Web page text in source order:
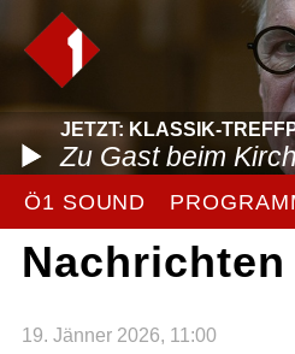
JETZT: KLASSIK-
Zu Gast beim
Ö1 SOUND
Nachrichten
19. Jänner 2026, 11:00